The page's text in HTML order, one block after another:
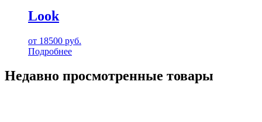
Look
от 18500 руб.
Подробнее
Недавно просмотренные товары